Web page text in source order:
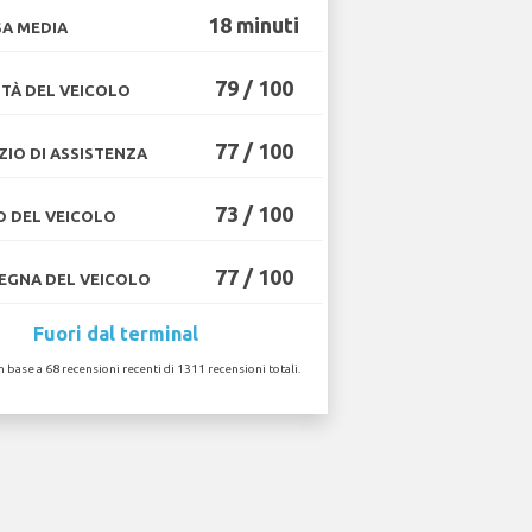
MEDIA 18 minuti
DEL VEICOLO 79 / 100
DI ASSISTENZA 77 / 100
DEL VEICOLO 73 / 100
DEL VEICOLO 77 / 100
Fuori dal terminal
base a 68 recensioni recenti di 1311 recensioni totali.